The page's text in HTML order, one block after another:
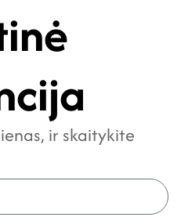
ir skaitykite